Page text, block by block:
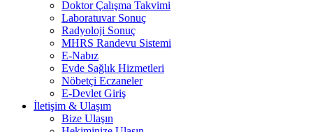
Doktor Çalışma Takvimi
Laboratuvar Sonuç
Radyoloji Sonuç
MHRS Randevu Sistemi
E-Nabız
Evde Sağlık Hizmetleri
Nöbetçi Eczaneler
E-Devlet Giriş
İletişim & Ulaşım
Bize Ulaşın